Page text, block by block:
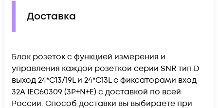
Доставка
Блок розеток с функцией измерения и
управления каждой розеткой серии SNR тип D
выход 24*C13/19L и 24*C13L с фиксаторами вход
32A IEC60309 (3P+N+E) c доставкой по всей
России. Способ доставки вы выбираете при